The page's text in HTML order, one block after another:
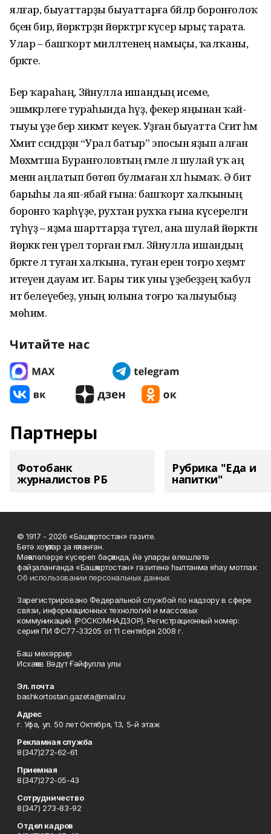
ялғар, быуаттарҙы быуаттарға бәйләр боронғолоҡ
бәҫен бирә, йөрәктәрҙән йөрәк­тәргә күсер ырыҫ тарата.
Улар – башҡорт милләтенең намыҫы, ҡалҡаны,
бәрәкәте.
Бер ҡараһаң, Зәйнулла ишан­дың исеме,
эшмәкәрлеге тура­һында һүҙ, фекер яңынан ҡай­
тыуы үҙе бер хикмәт кеүек. Уҙған быуатта Сәғит һәм
Хәмит сәсәндәрҙән “Урал батыр” эпосын яҙып алған
Мөхәмәтша Буранғоловтың ғәмәле лә шулай уҡ аң
менән аңлатып бөтөп булмаған хәл һымаҡ. Ә бит
барыһы ла яп-ябай ғына: баш­ҡорт халҡының
боронғо ҡар­һүҙе, рухтан рухҡа ғына күсе­релгән
тәүһүҙ – яҙма шарттарҙа түгел, ана шулай йөрәктән
йөрәккә генә үрелә торған ғәмәл. Зәйнулла ишандың
бәрәкәте лә туған халҡына, туған еренә тоғро хеҙмәт
итеүен дауам итә. Бары тик уны үҙебеҙҙең ҡабул
итә белеүебеҙ, уның юлына тоғро ҡалыуыбыҙ
мөһим.
Читайте нас
Партнеры
Фотобанк
журналистов РБ
Рубрика "Еда и
напитки"
© 1917 - 2026 «Башҡортостан» гәзите.
Бөтә хоҡуҡтар ҙа яҡланған.
Мәҡәләләрҙе күсереп баҫҡанда, йә уларҙы өлөшләтә
файҙаланғанда «Башҡортостан» гәзитенә һылтанма яһау мотлаҡ.
Об использовании персональных данных
Зарегистрировано Федеральной службой по надзору в сфере
связи, информационных технологий и массовых
коммуникаций (РОСКОМНАДЗОР). Регистрационный номер:
серия ПИ ФС77-33205 от 11 сентября 2008 г.
Баш мөхәррир
Исхаҡов Вәдүт Ғәйфулла улы
Эл. почта
bashkortostan.gazeta@mail.ru
Адрес
г. Уфа, ул. 50 лет Октября, 13, 5-й этаж
Рекламная служба
8(347)272-62-61
Приемная
8(347)272-05-43
Сотрудничество
8(347) 273-83-92
Отдел кадров